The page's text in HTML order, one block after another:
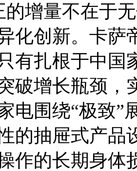
的增量不在于
化创新。卡萨
有扎根于中国
破增长瓶颈，
电围绕“极致”
的抽屉式产品
作的长期身体